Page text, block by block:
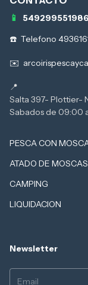
Telefono
Salta 397- Plottier-
PESCA CON
ATADO DE MOSCAS
CAMPING
LIQUIDACION
Newsletter